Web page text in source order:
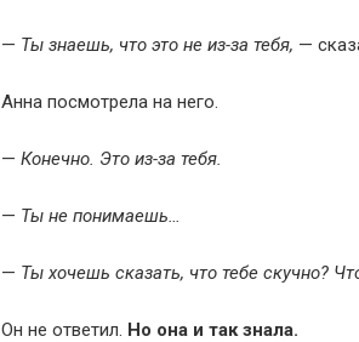
— Ты знаешь, что это не из-за тебя, —
Анна посмотрела на него.
— Конечно. Это из-за тебя.
— Ты не понимаешь…
— Ты хочешь сказать, что тебе скучно?
Он не ответил. Но она и так знала.